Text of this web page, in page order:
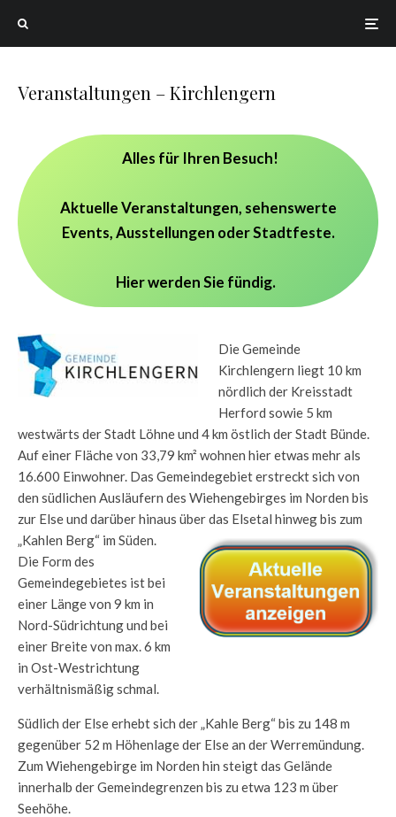
Veranstaltungen – Kirchlengern
Alles für Ihren Besuch!
Aktuelle Veranstaltungen, sehenswerte
Events, Ausstellungen oder Stadtfeste.
Hier werden Sie fündig.
Die Gemeinde
Kirchlengern liegt 10 km
nördlich der Kreisstadt
Herford sowie 5 km
westwärts der Stadt Löhne und 4 km östlich der Stadt Bünde.
Auf einer Fläche von 33,79 km² wohnen hier etwas mehr als
16.600 Einwohner. Das Gemeindegebiet erstreckt sich von
den südlichen Ausläufern des Wiehengebirges im Norden bis
zur Else und darüber hinaus über das Elsetal hinweg bis zum
„Kahlen Berg“ im Süden.
Die Form des
Gemeindegebietes ist bei
einer Länge von 9 km in
Nord-Südrichtung und bei
einer Breite von max. 6 km
in Ost-Westrichtung
verhältnismäßig schmal.
Südlich der Else erhebt sich der „Kahle Berg“ bis zu 148 m
gegenüber 52 m Höhenlage der Else an der Werremündung.
Zum Wiehengebirge im Norden hin steigt das Gelände
innerhalb der Gemeindegrenzen bis zu etwa 123 m über
Seehöhe.